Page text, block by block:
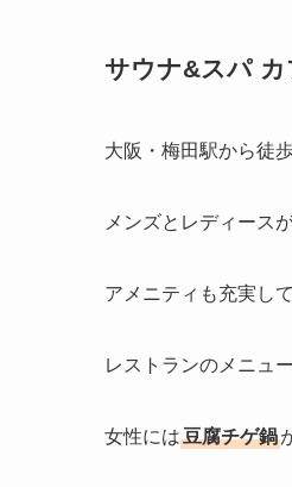
サウナ&スパ
大阪・梅田駅から徒
メンズとレディース
アメニティも充実し
レストランのメニュ
女性には豆腐チゲ鍋